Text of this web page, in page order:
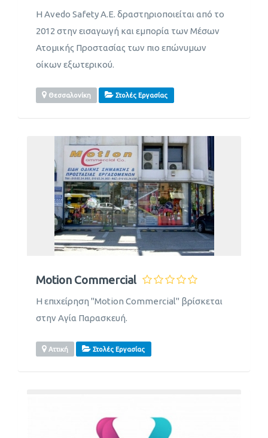
Η Avedo Safety Α.Ε. δραστηριοποιείται από το
2012 στην εισαγωγή και εμπορία των Μέσων
Ατομικής Προστασίας των πιο επώνυμων
οίκων εξωτερικού.
Θεσσαλονίκη Στολές Εργασίας
Motion Commercial
Η επιχείρηση "Motion Commercial" βρίσκεται
στην Αγία Παρασκευή.
Αττική Στολές Εργασίας